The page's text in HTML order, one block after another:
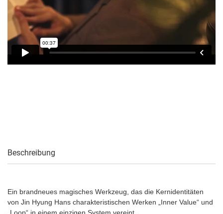
Beschreibung
Ein brandneues magisches Werkzeug, das die Kernidentitäten
von Jin Hyung Hans charakteristischen Werken „Inner Value“ und